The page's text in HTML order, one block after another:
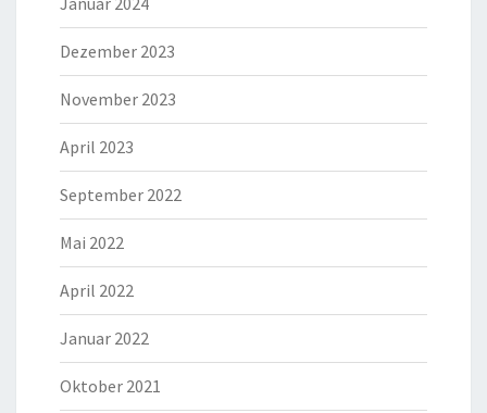
Dezember 2023
November 2023
April 2023
September 2022
Mai 2022
April 2022
Januar 2022
Oktober 2021